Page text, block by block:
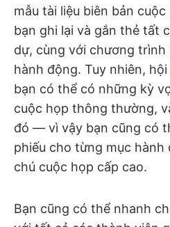
mẫu tài liệu biên bản
bạn ghi lại và gắn thẻ tất
dự, cùng với chương trình
hành động. Tuy nhiên,
bạn có thể có những kỳ
cuộc họp thông thường,
đó — vì vậy bạn cũng có
phiếu cho từng mục hành
chú cuộc họp cấp cao.
Bạn cũng có thể nhanh